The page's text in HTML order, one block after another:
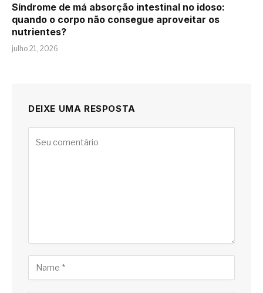
Síndrome de má absorção intestinal no idoso:
quando o corpo não consegue aproveitar os
nutrientes?
julho 21, 2026
DEIXE UMA RESPOSTA